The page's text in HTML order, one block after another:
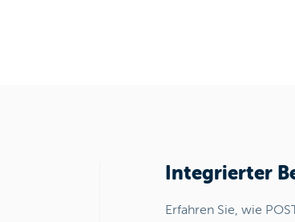
Integrierter
Erfahren Sie, wie